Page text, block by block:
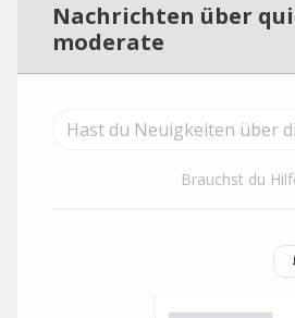
Nachrichten über
moderate
Brauchst du